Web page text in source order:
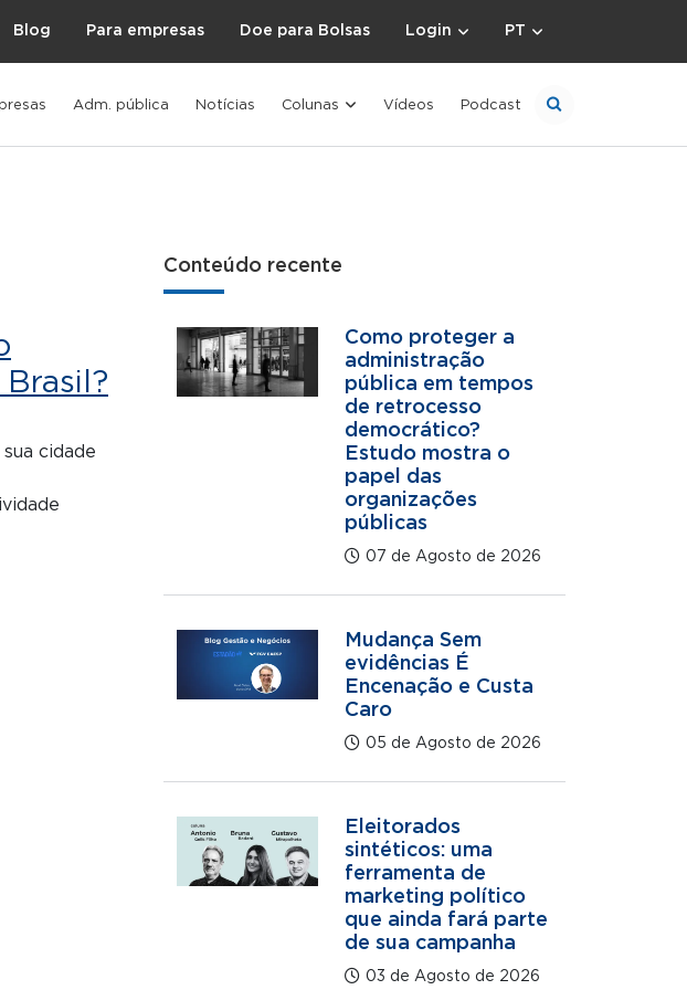
Blog Para empresas Doe para Bolsas Login PT
Adm. pública Notícias Colunas Vídeos Podcast
cidade
Conteúdo recente
Como proteger a
administração
pública em tempos
de retrocesso
democrático?
Estudo mostra o
papel das
organizações
públicas
07 de Agosto de 2026
Mudança Sem
evidências É
Encenação e Custa
Caro
05 de Agosto de 2026
Eleitorados
sintéticos: uma
ferramenta de
marketing político
que ainda fará parte
de sua campanha
03 de Agosto de 2026